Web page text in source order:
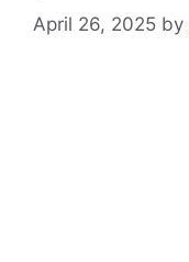
April 26, 2025 by